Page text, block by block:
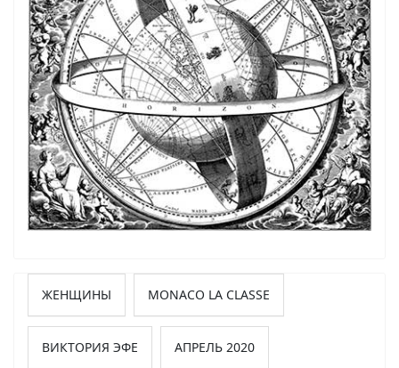
ЖЕНЩИНЫ MONACO LA CLASSE
ВИКТОРИЯ ЭФЕ АПРЕЛЬ 2020